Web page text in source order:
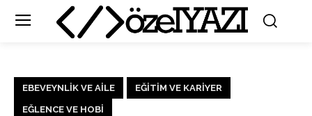
EBEVEYNLIK VE AILE EĞITIM VE KARIYER
EĞLENCE VE HOBI